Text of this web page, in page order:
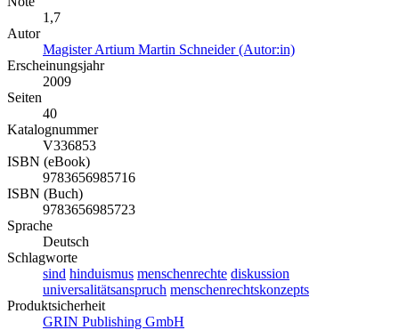
1,7
Autor
Magister Artium Martin Schneider (Autor:in)
Erscheinungsjahr
2009
Seiten
40
Katalognummer
V336853
ISBN (eBook)
9783656985716
ISBN (Buch)
9783656985723
Sprache
Deutsch
Schlagworte
sind hinduismus menschenrechte diskussion
universalitätsanspruch menschenrechtskonzepts
Produktsicherheit
GRIN Publishing GmbH